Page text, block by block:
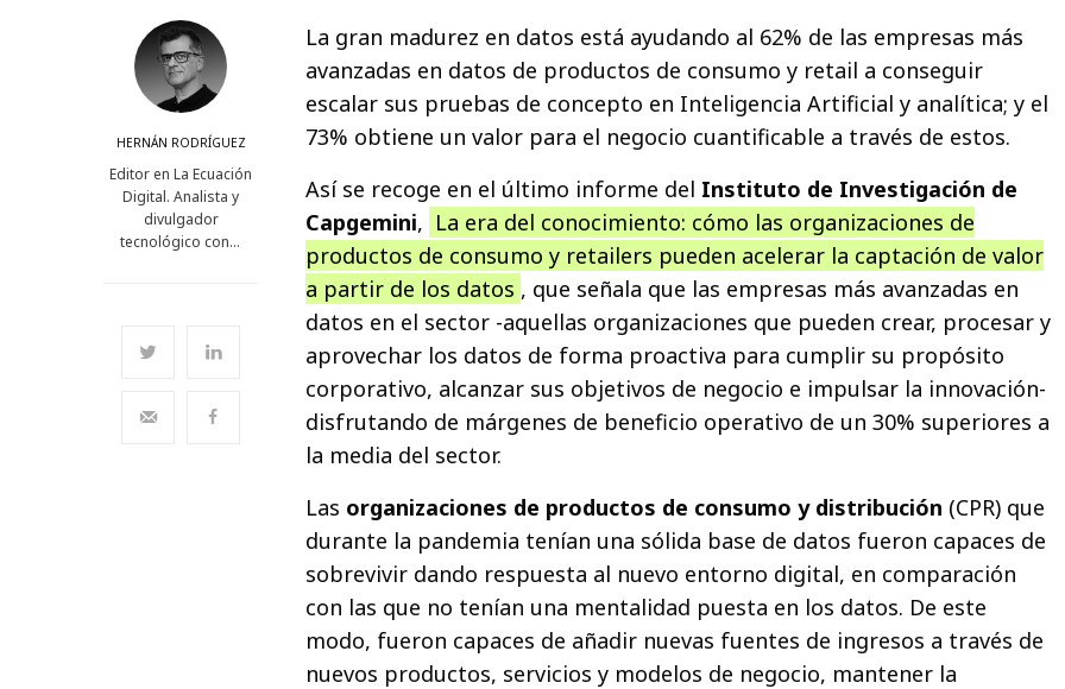
HERNÁN RODRÍGUEZ
Editor en La Ecuación
Digital. Analista y
divulgador
tecnológico con…
La gran madurez en datos está ayudando al 62% de las empresas más
avanzadas en datos de productos de consumo y retail a conseguir
escalar sus pruebas de concepto en Inteligencia Artificial y analítica; y el
73% obtiene un valor para el negocio cuantificable a través de estos.
Así se recoge en el último informe del Instituto de Investigación de
Capgemini, La era del conocimiento: cómo las organizaciones de
productos de consumo y retailers pueden acelerar la captación de valor
a partir de los datos , que señala que las empresas más avanzadas en
datos en el sector -aquellas organizaciones que pueden crear, procesar y
aprovechar los datos de forma proactiva para cumplir su propósito
corporativo, alcanzar sus objetivos de negocio e impulsar la innovación-
disfrutando de márgenes de beneficio operativo de un 30% superiores a
la media del sector.
Las organizaciones de productos de consumo y distribución (CPR) que
durante la pandemia tenían una sólida base de datos fueron capaces de
sobrevivir dando respuesta al nuevo entorno digital, en comparación
con las que no tenían una mentalidad puesta en los datos. De este
modo, fueron capaces de añadir nuevas fuentes de ingresos a través de
nuevos productos, servicios y modelos de negocio, mantener la